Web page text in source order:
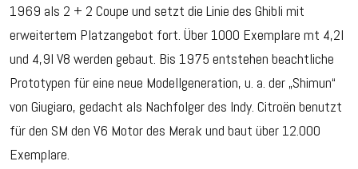
1969 als 2 + 2 Coupe und setzt die Linie des Ghibli mit
erweitertem Platzangebot fort. Über 1000 Exemplare mt 4,2l
und 4,9l V8 werden gebaut. Bis 1975 entstehen beachtliche
Prototypen für eine neue Modellgeneration, u. a. der „Shimun“
von Giugiaro, gedacht als Nachfolger des Indy. Citroën benutzt
für den SM den V6 Motor des Merak und baut über 12.000
Exemplare.